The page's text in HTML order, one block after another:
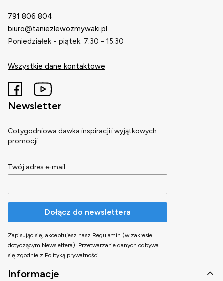
791 806 804
biuro@taniezlewozmywaki.pl
Poniedziałek - piątek: 7:30 - 15:30
Wszystkie dane kontaktowe
Newsletter
Cotygodniowa dawka inspiracji i wyjątkowych
promocji.
Twój adres e-mail
Dołącz do newslettera
Zapisując się, akceptujesz nasz Regulamin (w zakresie
dotyczącym Newslettera). Przetwarzanie danych odbywa
się zgodnie z Polityką prywatności.
Linki w stopce
Informacje